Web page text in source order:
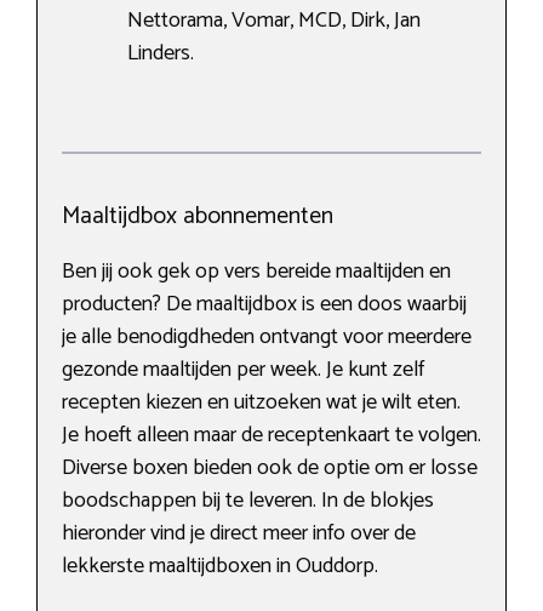
Nettorama, Vomar, MCD, Dirk, Jan
Linders.
Maaltijdbox abonnementen
Ben jij ook gek op vers bereide maaltijden en
producten? De maaltijdbox is een doos waarbij
je alle benodigdheden ontvangt voor meerdere
gezonde maaltijden per week. Je kunt zelf
recepten kiezen en uitzoeken wat je wilt eten.
Je hoeft alleen maar de receptenkaart te volgen.
Diverse boxen bieden ook de optie om er losse
boodschappen bij te leveren. In de blokjes
hieronder vind je direct meer info over de
lekkerste maaltijdboxen in Ouddorp.